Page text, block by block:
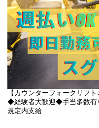
ぜひお気軽にチャレンジし
一緒に働きましょう！！
相談だけでも全く問題あり
〇特徴その2 社員の働きや
たとえば勤務地。当社には
関係を円滑にするために違
お気軽に相談してください。
あなたにより合う勤務地を
また、スタッフの安全確保
安全に配慮していただけない
撤退するといったことも実際
目先の利益よりも、まずは働
〇求人特徴
・車・バイク通勤可
・交通費規定内支給
・資格保有者優遇
・制服貸与
・ヘルメット貸与
・残業代全額支給
・週払いOK
・誕生日月にプレゼント支
・社員登用実績多数あり
・多様なキャリアステップ
ステップも可能です◎)
【カウンターフォークリフト
◆経験者大歓迎◆手当多数
規定内支給